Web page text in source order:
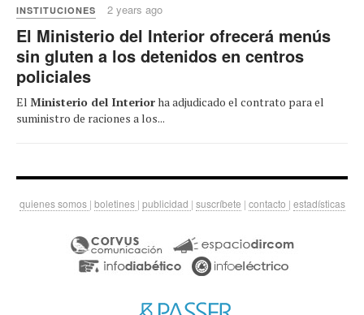
INSTITUCIONES 2 years ago
El Ministerio del Interior ofrecerá menús
sin gluten a los detenidos en centros
policiales
El Ministerio del Interiorha adjudicado el contrato para el
suministro de raciones a los...
quienes somos | boletines | publicidad | suscríbete | contacto | estadísticas